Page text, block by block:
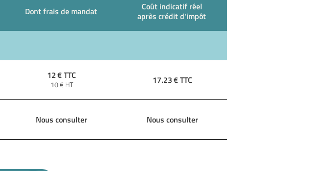
Dont frais de mandat
Coût indicatif réel
après crédit d'impôt
12€ TTC
10€ HT 17.23€ TTC
Nous consulter Nous consulter